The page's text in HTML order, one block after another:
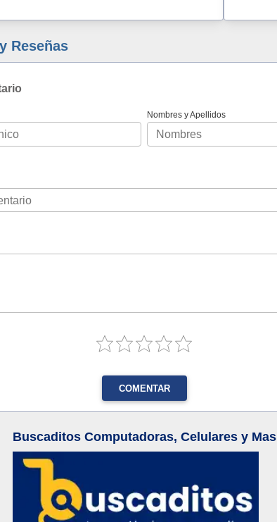
Reseñas
Nombres y Apellidos
COMENTAR
Buscaditos Computadoras, Celulares y Mas